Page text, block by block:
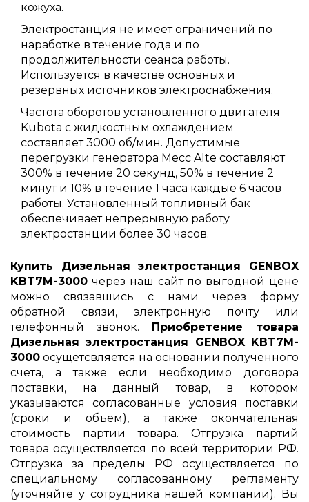
кожуха.
Электростанция не имеет ограничений по
наработке в течение года и по
продолжительности сеанса работы.
Используется в качестве основных и
резервных источников электроснабжения.
Частота оборотов установленного двигателя
Kubota с жидкостным охлаждением
составляет 3000 об/мин. Допустимые
перегрузки генератора Mecc Alte составляют
300% в течение 20 секунд, 50% в течение 2
минут и 10% в течение 1 часа каждые 6 часов
работы. Установленный топливный бак
обеспечивает непрерывную работу
электростанции более 30 часов.
Купить Дизельная электростанция GENBOX
KBT7M-3000 через наш сайт по выгодной цене
можно связавшись с нами через форму
обратной связи, электронную почту или
телефонный звонок.
Приобретение товара
Дизельная электростанция GENBOX KBT7M-
3000 осущетсвляется на основании полученного
счета, а также если необходимо договора
поставки, на данный товар, в котором
указываются согласованные условия поставки
(сроки и объем), а также окончательная
стоимость партии товара. Отгрузка партий
товара осуществляется по всей территории РФ.
Отгрузка за пределы РФ осуществляется по
специальному согласованному регламенту
(уточняйте у сотрудника нашей компании). Вы